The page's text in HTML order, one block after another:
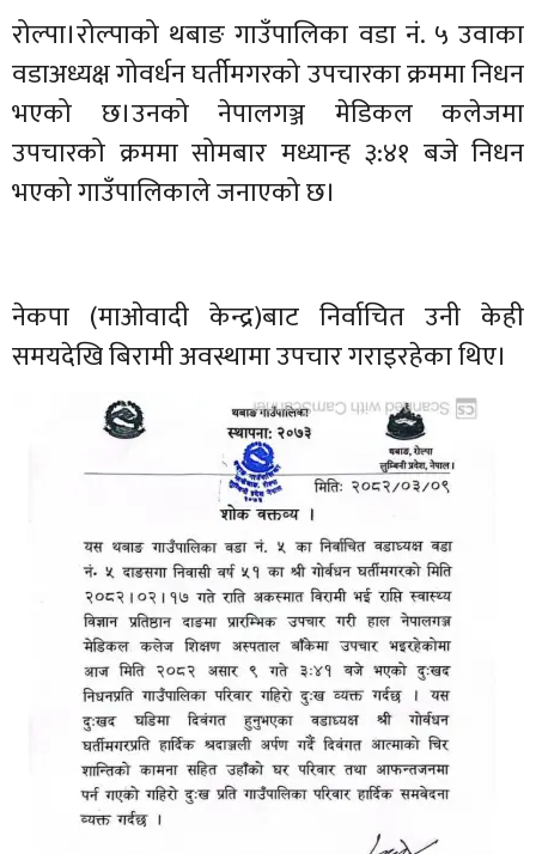
रोल्पा।रोल्पाको थबाङ गाउँपालिका वडा नं. ५ उवाका
वडाअध्यक्ष गोवर्धन घर्तीमगरको उपचारका क्रममा निधन
भएको छ।उनको नेपालगञ्ज मेडिकल कलेजमा
उपचारको क्रममा सोमबार मध्यान्ह ३:४१ बजे निधन
भएको गाउँपालिकाले जनाएको छ।
नेकपा (माओवादी केन्द्र)बाट निर्वाचित उनी केही
समयदेखि बिरामी अवस्थामा उपचार गराइरहेका थिए।